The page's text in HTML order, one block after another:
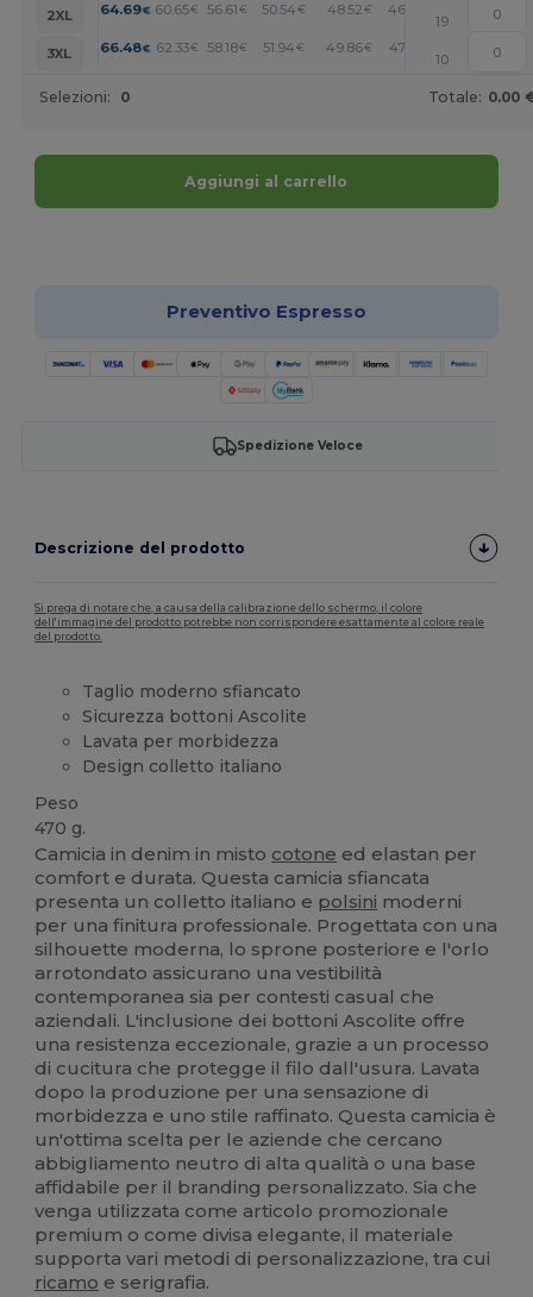
2XL
64.69€ 60.65€ 56.61€ 50.54€ 48.52€ 46.49
19
3XL
66.48€ 62.33€ 58.18€ 51.94€ 49.86€ 47.79
10
Selezioni: 0 Totale: 0.00
Aggiungi al carrello
Preventivo Espresso
Spedizione Veloce
Descrizione del prodotto
Si prega di notare che, a causa della calibrazione dello schermo, il colore
dell'immagine del prodotto potrebbe non corrispondere esattamente al colore reale
del prodotto.
Taglio moderno sfiancato
Sicurezza bottoni Ascolite
Lavata per morbidezza
Design colletto italiano
Peso
470 g.
Camicia in denim in misto cotone ed elastan per
comfort e durata. Questa camicia sfiancata
presenta un colletto italiano e polsini moderni
per una finitura professionale. Progettata con una
silhouette moderna, lo sprone posteriore e l'orlo
arrotondato assicurano una vestibilità
contemporanea sia per contesti casual che
aziendali. L'inclusione dei bottoni Ascolite offre
una resistenza eccezionale, grazie a un processo
di cucitura che protegge il filo dall'usura. Lavata
dopo la produzione per una sensazione di
morbidezza e uno stile raffinato. Questa camicia è
un'ottima scelta per le aziende che cercano
abbigliamento neutro di alta qualità o una base
affidabile per il branding personalizzato. Sia che
venga utilizzata come articolo promozionale
premium o come divisa elegante, il materiale
supporta vari metodi di personalizzazione, tra cui
ricamo e serigrafia.